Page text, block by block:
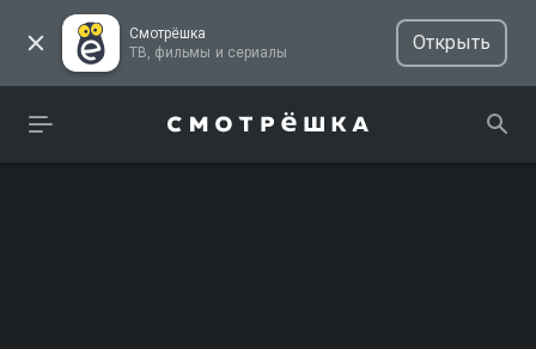
Смотрёшка
ТВ, фильмы и сериалы
Открыть